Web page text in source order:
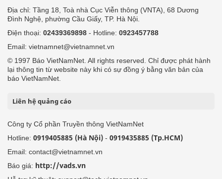
Địa chỉ: Tầng 18, Toà nhà Cục Viễn thông (VNTA), 68 Dương
Đình Nghệ, phường Cầu Giấy, TP. Hà Nội.
Điện thoại: 02439369898 - Hotline: 0923457788
Email: vietnamnet@vietnamnet.vn
© 1997 Báo VietNamNet. All rights reserved. Chỉ được phát hành
lại thông tin từ website này khi có sự đồng ý bằng văn bản của
báo VietNamNet.
Liên hệ quảng cáo
Công ty Cổ phần Truyền thông VietNamNet
Hotline: 0919405885 (Hà Nội) - 0919435885 (Tp.HCM)
Email: contact@vietnamnet.vn
Báo giá: http://vads.vn